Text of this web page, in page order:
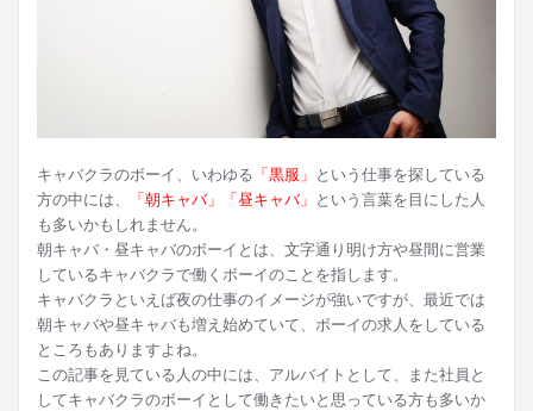
キャバクラのボーイ、いわゆる 「黒服」 という仕事を探している
方の中には、
「朝キャバ」「昼キャバ」 という言葉を目にした人
も多いかもしれません。
朝キャバ・昼キャバのボーイとは、文字通り明け方や昼間に営業
しているキャバクラで働くボーイのことを指します。
キャバクラといえば夜の仕事のイメージが強いですが、最近では
朝キャバや昼キャバも増え始めていて、ボーイの求人をしている
ところもありますよね。
この記事を見ている人の中には、アルバイトとして、また社員と
してキャバクラのボーイとして働きたいと思っている方も多いか